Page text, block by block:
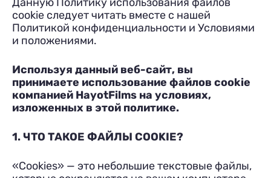
cookie следует читать вместе с нашей
Политикой конфиденциальности и Условиями
и положениями.
Используя данный веб-сайт, вы
принимаете использование файлов cookie
компанией HayotFilms на условиях,
изложенных в этой политике.
1. ЧТО ТАКОЕ ФАЙЛЫ COOKIE?
«Cookies» — это небольшие текстовые файлы,